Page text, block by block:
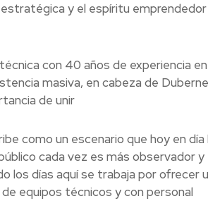
y el espíritu emprendedor
con 40 años de experiencia en
masiva, en cabeza de
de unir
como un escenario que hoy en día
cada vez es más observador y
los días aquí se trabaja por ofrecer
equipos técnicos y con personal